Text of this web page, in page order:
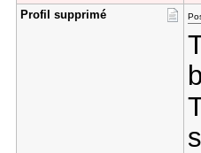
Profil sup​primé